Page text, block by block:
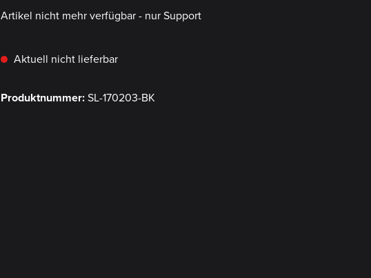
Artikel nicht mehr verfügbar - nur Support
Aktuell nicht lieferbar
Produktnummer:SL-170203-BK